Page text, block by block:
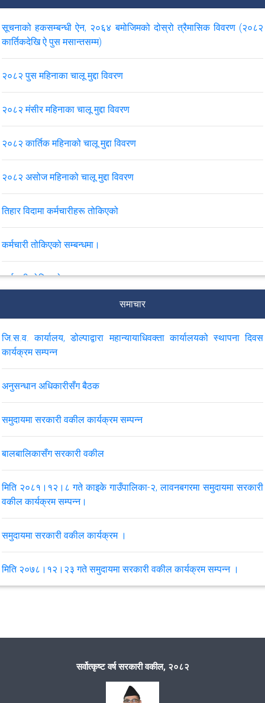
सूचनाको हकसम्बन्धी ऐन, २०६४ बमोजिमको दोस्रो त्रैमासिक विवरण (२०८२
कार्तिकदेखि ऐ पुस मसान्तसम्म)
२०८२ पुस महिनाका चालू मुद्दा विवरण
२०८२ मंसीर महिनाका चालू मुद्दा विवरण
२०८२ कार्तिक महिनाको चालू मुद्दा विवरण
२०८२ असोज महिनाको चालू मुद्दा विवरण
तिहार विदामा कर्मचारीहरू तोकिएको
कर्मचारी तोकिएको सम्बन्धमा।
कर्मचारी तोकिएको सम्बन्धमा।
स्वत प्रकाशन दोर्सो त्रैमासिक २०८१ कात्तिक-पुस
VIEW ALL
समाचार
जि.स.व. कार्यालय, डोल्पाद्वारा महान्यायाधिवक्ता कार्यालयको स्थापना दिवस
कार्यक्रम सम्पन्न
अनुसन्धान अधिकारीसँग बैठक
समुदायमा सरकारी वकील कार्यक्रम सम्पन्न
बालबालिकासँग सरकारी वकील
मिति २०८१।१२।८ गते काइके गाउँपालिका-२, लावनबगरमा समुदायमा सरकारी
वकील कार्यक्रम सम्पन्न।
समुदायमा सरकारी वकील कार्यक्रम ।
मिति २०७८।१२।२३ गते समुदायमा सरकारी वकील कार्यक्रम सम्पन्न ।
मिति २०७८ साल फाल्गुन महिनाको १२ गते कार्यालय प्रमुख सहायक जिल्ला
मिति २०७८।०९।१८ गते समन्वय समिति समितिको बैठक सम्पन्न ।
सर्वोत्कृष्ट वर्ष सरकारी वकील, २०८२